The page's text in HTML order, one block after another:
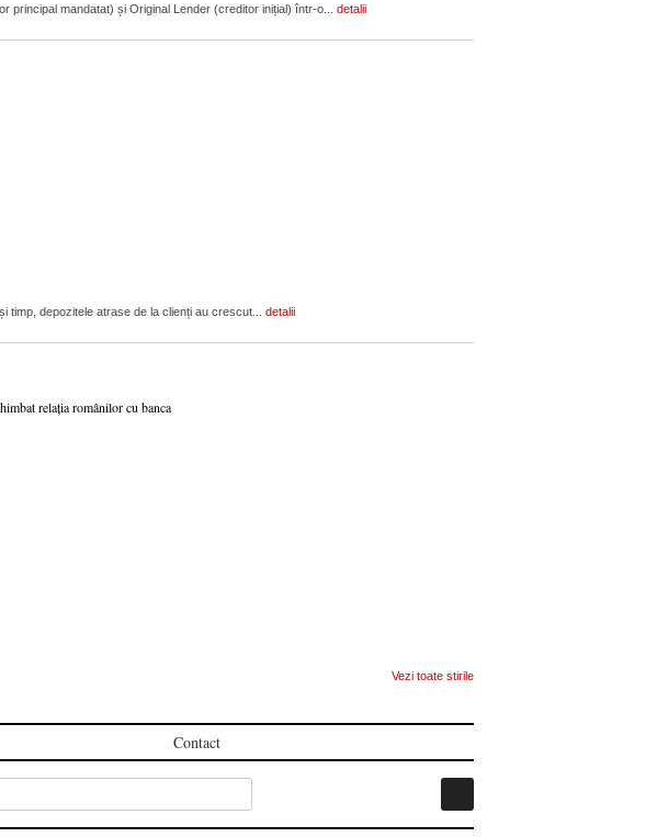
principal mandatat) și Original Lender (creditor inițial) într-o... detalii
timp, depozitele atrase de la clienți au crescut... detalii
relația românilor cu banca
Vezi toate stirile
Contact